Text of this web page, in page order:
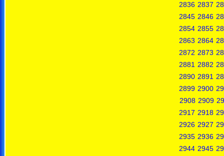
2836 2837
2845 2846
2854 2855
2863 2864
2872 2873
2881 2882
2890 2891
2899 2900
2908 2909
2917 2918
2926 2927
2935 2936
2944 2945